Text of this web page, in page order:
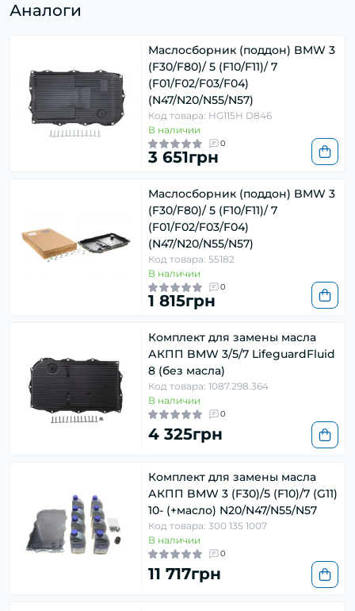
Аналоги
Маслосборник (поддон) BMW 3
(F30/F80)/ 5 (F10/F11)/ 7
(F01/F02/F03/F04)
(N47/N20/N55/N57)
Код товара: HG115H D846
В наличии
0
3 651грн
Маслосборник (поддон) BMW 3
(F30/F80)/ 5 (F10/F11)/ 7
(F01/F02/F03/F04)
(N47/N20/N55/N57)
Код товара: 55182
В наличии
0
1 815грн
Комплект для замены масла
АКПП BMW 3/5/7 LifeguardFluid
8 (без масла)
Код товара: 1087.298.364
В наличии
0
4 325грн
Комплект для замены масла
АКПП BMW 3 (F30)/5 (F10)/7 (G11)
10- (+масло) N20/N47/N55/N57
Код товара: 300 135 1007
В наличии
0
11 717грн